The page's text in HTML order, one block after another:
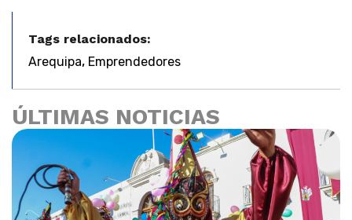
Tags relacionados:
Arequipa, Emprendedores
ÚLTIMAS NOTICIAS